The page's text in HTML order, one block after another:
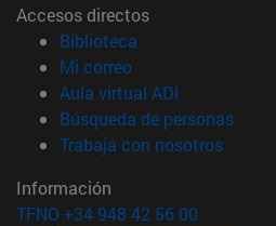
Accesos directos
Biblioteca
Mi correo(abre en nueva
Aula virtual ADI
Búsqueda de personas(abre
Trabaja con nosotros(abre
Información
TFNO +34 948 42 56 00